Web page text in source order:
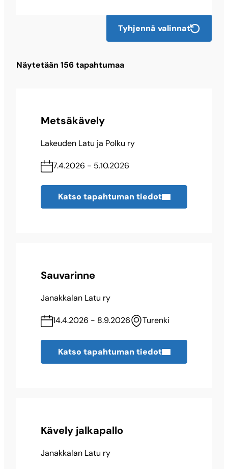
Tyhjennä valinnat
Näytetään 156tapahtumaa
Metsäkävely
Lakeuden Latu ja Polku ry
7.4.2026 - 5.10.2026
Katso tapahtuman tiedot
Sauvarinne
Janakkalan Latu ry
14.4.2026 - 8.9.2026 Turenki
Katso tapahtuman tiedot
Kävely jalkapallo
Janakkalan Latu ry